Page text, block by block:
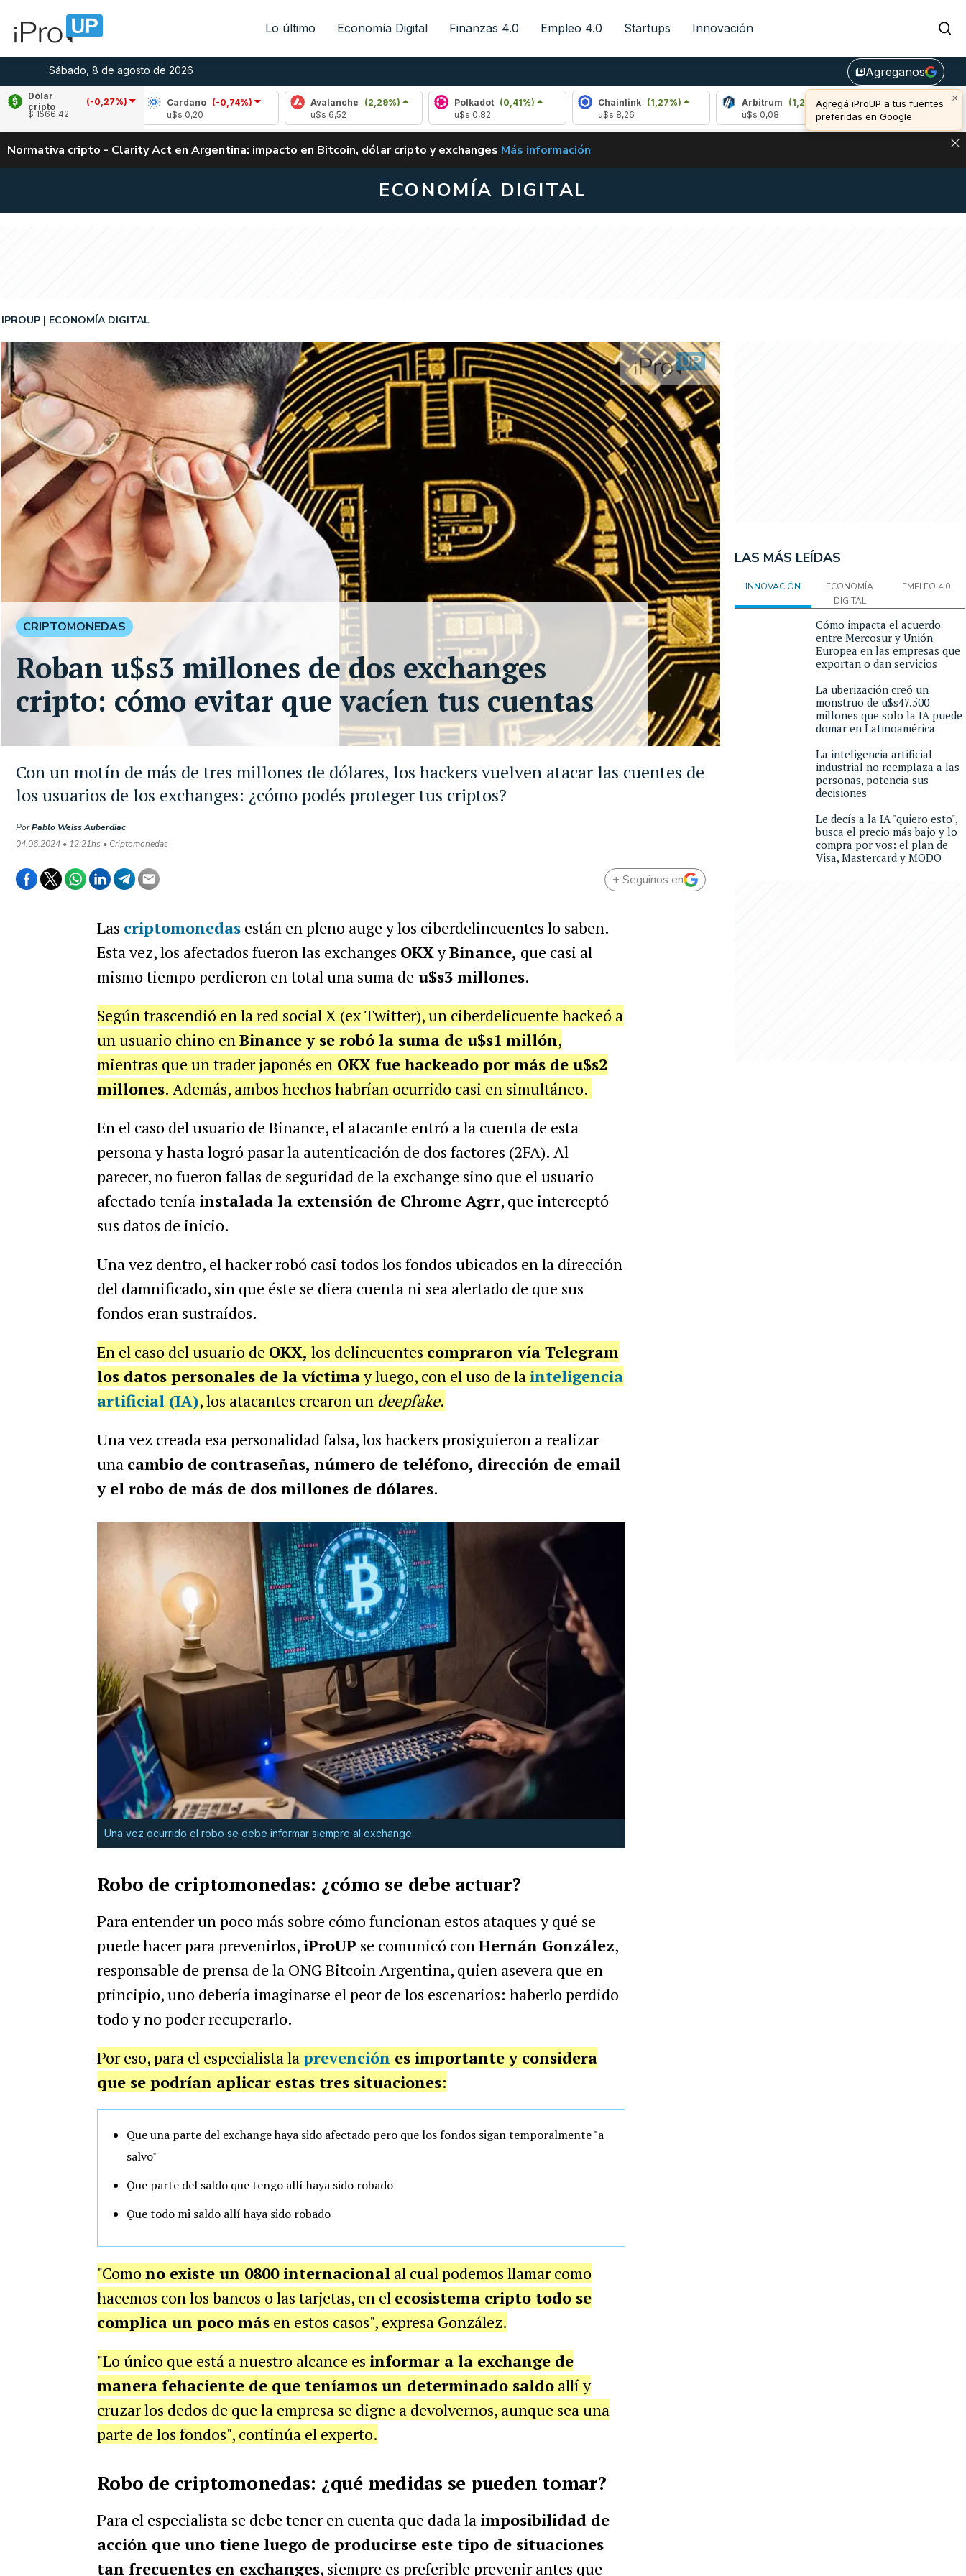
Lo último Economía Digital Finanzas 4.0 Empleo 4.0 Startups Innovación
Sábado, 8 de agosto de 2026 library_addAgreganos
Dólar
cripto
(-0,27%)
$ 1566,42
(0,93%)
Cardano (-0,74%)
Avalanche
(2,29%)
Polkadot (0,41%)
Chainlink (1,27%)
Arbitrum (1,24%)
Bitcoin (1,17%)
u$s 64.989,00
Normativa cripto - Clarity Act en Argentina: impacto en Bitcoin, dólar cripto y exchanges CLARITY ACT EN ARGENTINA: IMPACTO EN BITCOIN, DÓLAR CRIPTO Y EXCHANGES
Más información
ECONOMÍA DIGITAL
Con un motín de más de tres millones de dólares, los hackers vuelven atacar las cuentes de
los usuarios de los exchanges: ¿cómo podés proteger tus criptos?
IPROUP ECONOMÍA DIGITAL
PorPablo Weiss Auberdiac
04.06.2024 • 12:21hs • Criptomonedas
CRIPTOMONEDAS
Roban u$s3 millones de dos exchanges
cripto: cómo evitar que vacíen tus cuentas
+ Seguinos en
Las criptomonedasestán en pleno auge y los ciberdelincuentes lo saben.
Esta vez, los afectados fueron las exchanges OKXyBinance, que casi al
mismo tiempo perdieron en total una suma de u$s3 millones.
Según trascendió en la red social X (ex Twitter), un ciberdelicuente hackeó a
un usuario chino enBinance y se robó la suma de u$s1 millón,
mientras que un trader japonés enOKX fue hackeado por más de u$s2
millones. Además, ambos hechos habrían ocurrido casi en simultáneo.
En el caso del usuario de Binance, el atacante entró a la cuenta de esta
persona y hasta logró pasar la autenticación de dos factores (2FA). Al
parecer, no fueron fallas de seguridad de la exchange sino que el usuario
afectado tenía instalada la extensión de Chrome Agrr, que interceptó
sus datos de inicio.
Una vez dentro, el hacker robó casi todos los fondos ubicados en la dirección
del damnificado, sin que éste se diera cuenta ni sea alertado de que sus
fondos eran sustraídos.
En el caso del usuario de OKX, los delincuentes compraron vía Telegram
los datos personales de la víctimay luego, con el uso de la inteligencia
artificial (IA), los atacantes crearon un deepfake.
Una vez creada esa personalidad falsa, los hackers prosiguieron a realizar
una cambio de contraseñas, número de teléfono, dirección de email
y el robo de más de dos millones de dólares.
Una vez ocurrido el robo se debe informar siempre al exchange.
Robo de criptomonedas: ¿cómo se debe actuar?
Para entender un poco más sobre cómo funcionan estos ataques y qué se
puede hacer para prevenirlos, iProUP se comunicó conHernán González,
responsable de prensa de la ONG Bitcoin Argentina, quien asevera que en
principio, uno debería imaginarse el peor de los escenarios: haberlo perdido
todo y no poder recuperarlo.
Por eso, para el especialista laprevención es importante y considera
que se podrían aplicar estas tres situaciones:
Que una parte del exchange haya sido afectado pero que los fondos sigan temporalmente "a
salvo"
Que parte del saldo que tengo allí haya sido robado
Que todo mi saldo allí haya sido robado
"Como no existe un 0800 internacional al cual podemos llamar como
hacemos con los bancos o las tarjetas, en el ecosistema cripto todo se
complica un poco másen estos casos", expresa González.
"Lo único que está a nuestro alcance es informar a la exchange de
manera fehaciente de que teníamos un determinado saldoallí y
cruzar los dedos de que la empresa se digne a devolvernos, aunque sea una
parte de los fondos", continúa el experto.
Robo de criptomonedas: ¿qué medidas se pueden tomar?
Para el especialista se debe tener en cuenta que dada la imposibilidad de
acción que uno tiene luego de producirse este tipo de situaciones
tan frecuentes en exchanges, siempre es preferible prevenir antes que
LAS MÁS LEÍDAS
INNOVACIÓN
ECONOMÍA
DIGITAL
EMPLEO 4.0
Cómo impacta el acuerdo
entre Mercosur y Unión
Europea en las empresas que
exportan o dan servicios
La uberización creó un
monstruo de u$s47.500
millones que solo la IA puede
domar en Latinoamérica
La inteligencia artificial
industrial no reemplaza a las
personas, potencia sus
decisiones
Le decís a la IA "quiero esto",
busca el precio más bajo y lo
compra por vos: el plan de
Visa, Mastercard y MODO